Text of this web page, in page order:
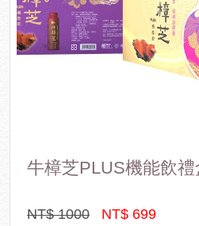
闔家蒞臨”雲林最美的紅藜田~莘莘向陽
多課程也受到業界前輩及教授鼓勵，崇
農產品皆通過了SGS無毒檢驗，此外還
也能讓這些社會弱勢團體參予農務習得技
山葵剝皮辣椒
NT$ 260 NT$ 178